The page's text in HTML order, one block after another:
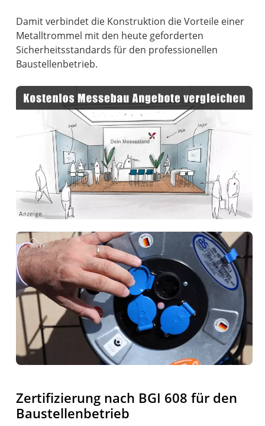
Damit verbindet die Konstruktion die Vorteile einer
Metalltrommel mit den heute geforderten
Sicherheitsstandards für den professionellen
Baustellenbetrieb.
Zertifizierung nach BGI 608 für den
Baustellenbetrieb